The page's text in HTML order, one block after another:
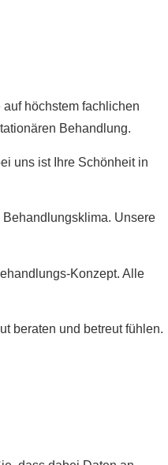
höchstem fachlichen
Behandlung.
uns ist Ihre Schönheit in
Unsere
Konzept. Alle
beraten und betreut fühlen.